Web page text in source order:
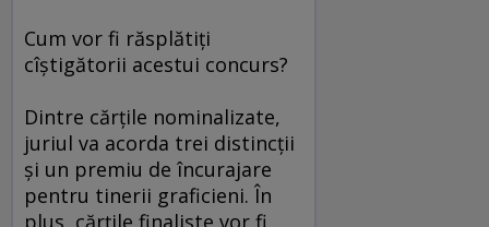
Cum vor fi răsplătiţi
cîştigătorii acestui concurs?
Dintre cărţile nominalizate,
juriul va acorda trei distincţii
şi un premiu de încurajare
pentru tinerii graficieni. În
plus, cărţile finaliste vor fi